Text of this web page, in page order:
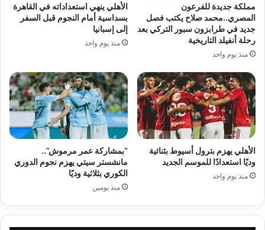
مملكة جديدة للفرعون
المصري..محمد صلاح يكتب فصل
جديد في طرابزون سبور التركي بعد
رحلة أنفيلد التاريخية
منذ يوم واحد
الأهلي ينهي استعداداته في القاهرة
بسداسية أمام النجوم قبل السفر
إلى إسبانيا
منذ يوم واحد
الأهلي يهزم بترول أسيوط بثنائية
وديًا استعدادًا للموسم الجديد
منذ يوم واحد
“بمشاركة عمر مرموش”..
مانشستر سيتي يهزم نجوم الدوري
الكوري بثلاثية وديًا
منذ يومين